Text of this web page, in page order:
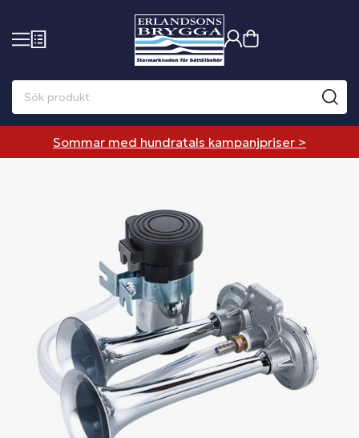
Sommar med hundratals kampanjpriser >